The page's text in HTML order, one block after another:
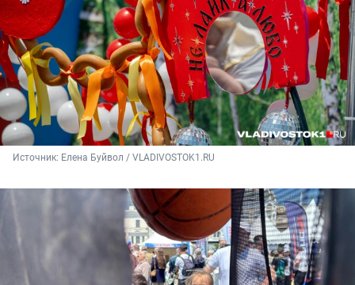
Источник: Елена Буйвол / VLADIVOSTOK1.RU